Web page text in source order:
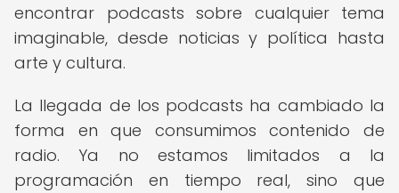
encontrar podcasts sobre cualquier tema
imaginable, desde noticias y política hasta
arte y cultura.
La llegada de los podcasts ha cambiado la
forma en que consumimos contenido de
radio. Ya no estamos limitados a la
programación en tiempo real, sino que